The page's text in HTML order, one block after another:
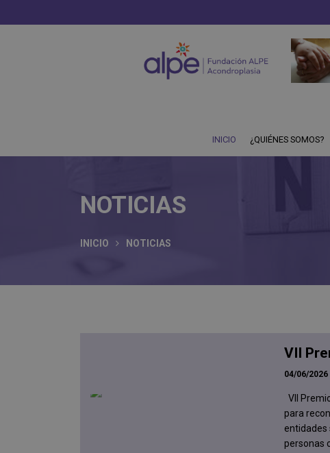
INICIO ¿QUIÉNES SOMOS?
NOTICIAS
INICIO NOTICIAS
VII
04/06/2026
VII
para
entidades
personas